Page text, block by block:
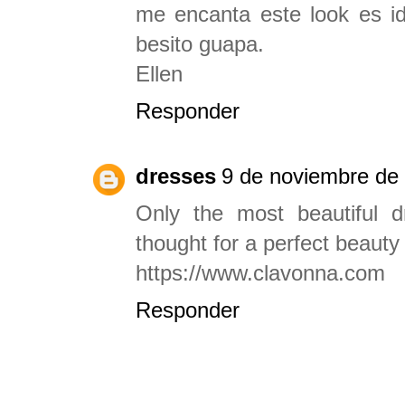
me encanta este look es
besito guapa.
Ellen
Responder
dresses 9 de noviembre
Only the most beautiful
thought for a perfect
https://www.clavonna.com
Responder